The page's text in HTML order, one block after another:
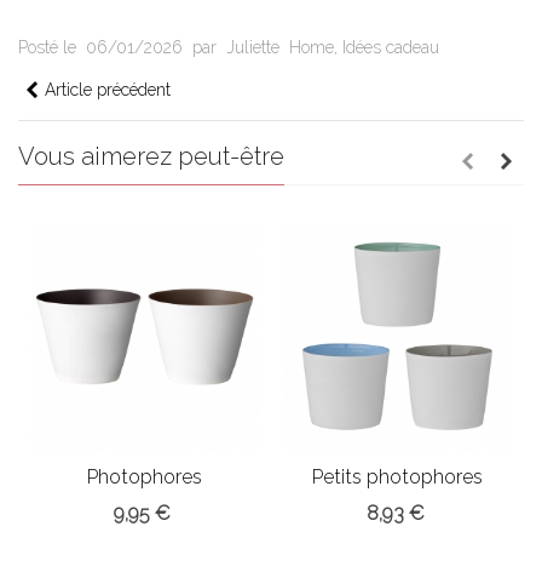
Posté le 06/01/2026 par Juliette Home, Idées cadeau
Article précédent
Vous aimerez peut-être
Photophores
Bloomingville
9,95 €
Petits photophores
8,93 €